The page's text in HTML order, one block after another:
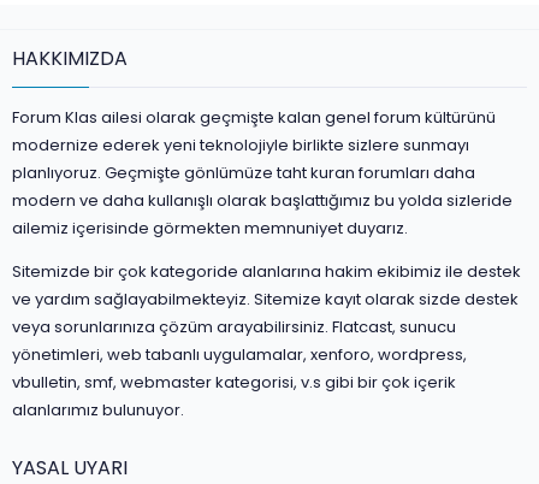
HAKKIMIZDA
Forum Klas ailesi olarak geçmişte kalan genel forum kültürünü
modernize ederek yeni teknolojiyle birlikte sizlere sunmayı
planlıyoruz. Geçmişte gönlümüze taht kuran forumları daha
modern ve daha kullanışlı olarak başlattığımız bu yolda sizleride
ailemiz içerisinde görmekten memnuniyet duyarız.
Sitemizde bir çok kategoride alanlarına hakim ekibimiz ile destek
ve yardım sağlayabilmekteyiz. Sitemize kayıt olarak sizde destek
veya sorunlarınıza çözüm arayabilirsiniz. Flatcast, sunucu
yönetimleri, web tabanlı uygulamalar, xenforo, wordpress,
vbulletin, smf, webmaster kategorisi, v.s gibi bir çok içerik
alanlarımız bulunuyor.
YASAL UYARI